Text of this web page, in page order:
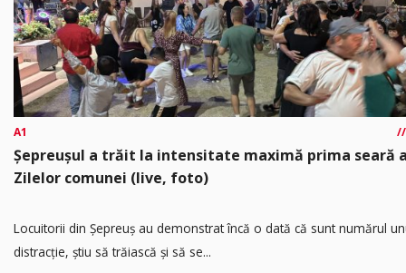
A1
Șepreușul a trăit la intensitate maximă prima seară
Zilelor comunei (live, foto)
Locuitorii din Șepreuș au demonstrat încă o dată că sunt numărul
distracție, știu să trăiască și să se...